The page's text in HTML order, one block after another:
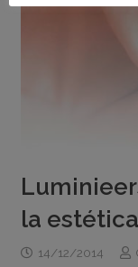
la
14/12/2014